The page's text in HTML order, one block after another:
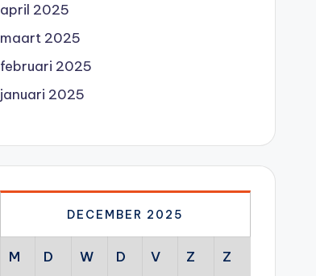
april 2025
maart 2025
februari 2025
januari 2025
DECEMBER 2025
M D W D V Z Z